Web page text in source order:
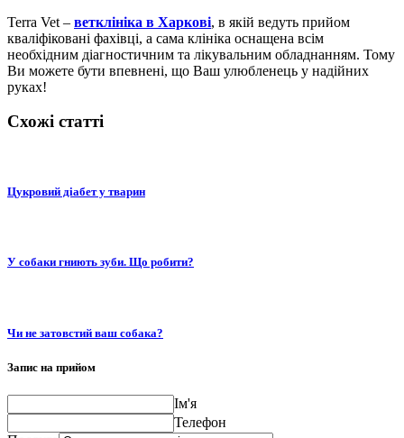
Terra Vet – ветклініка в Харкові, в якій ведуть прийом
кваліфіковані фахівці, а сама клініка оснащена всім
необхідним діагностичним та лікувальним обладнанням. Тому
Ви можете бути впевнені, що Ваш улюбленець у надійних
руках!
Схожі статті
Цукровий діабет у тварин
У собаки гниють зуби. Що робити?
Чи не затовстий ваш собака?
Запис на прийом
Ім'я
Телефон